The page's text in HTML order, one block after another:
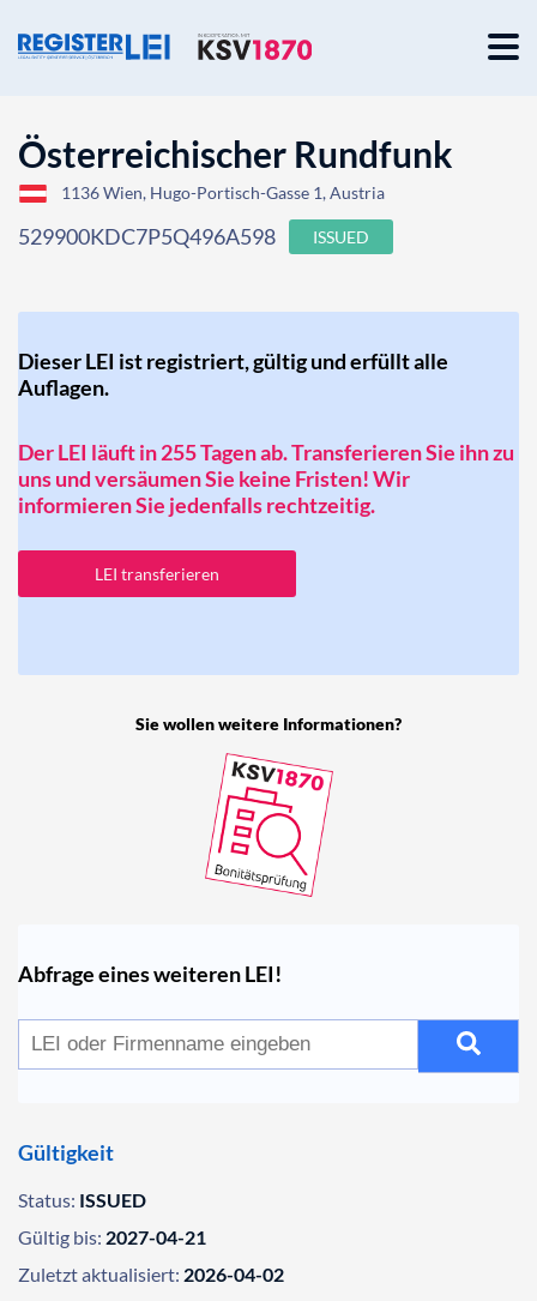
Österreichischer Rundfunk
1136 Wien, Hugo-Portisch-Gasse 1, Austria
529900KDC7P5Q496A598 ISSUED
Dieser LEI ist registriert, gültig und erfüllt alle
Auflagen.
Der LEI läuft in 255 Tagen ab. Transferieren Sie ihn zu
uns und versäumen Sie keine Fristen! Wir
informieren Sie jedenfalls rechtzeitig.
LEI transferieren
Sie wollen weitere Informationen?
Abfrage eines weiteren LEI!
Gültigkeit
Status: ISSUED
Gültig bis: 2027-04-21
Zuletzt aktualisiert: 2026-04-02